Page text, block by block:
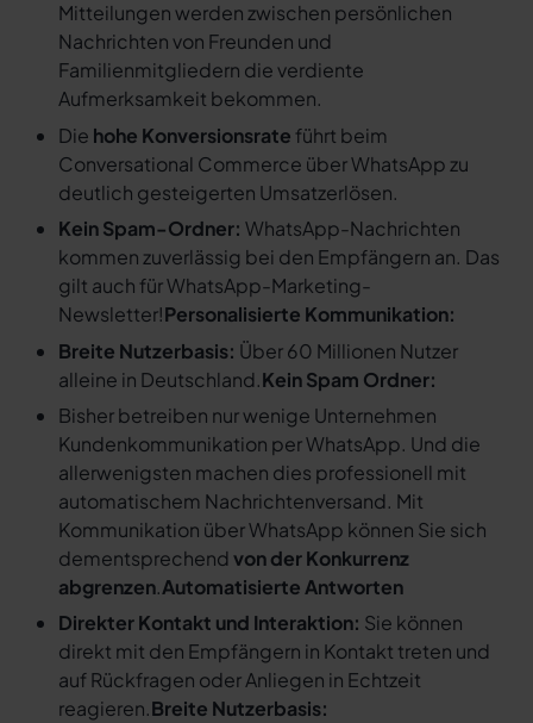
Mitteilungen werden zwischen persönlichen
Nachrichten von Freunden und
Familienmitgliedern die verdiente
Aufmerksamkeit bekommen.
Die hohe Konversionsrate führt beim
Conversational Commerce über WhatsApp zu
deutlich gesteigerten Umsatzerlösen.
Kein Spam-Ordner: WhatsApp-Nachrichten
kommen zuverlässig bei den Empfängern an. Das
gilt auch für WhatsApp-Marketing-
Newsletter!Personalisierte Kommunikation:
Breite Nutzerbasis: Über 60 Millionen Nutzer
alleine in Deutschland.Kein Spam Ordner:
Bisher betreiben nur wenige Unternehmen
Kundenkommunikation per WhatsApp. Und die
allerwenigsten machen dies professionell mit
automatischem Nachrichtenversand. Mit
Kommunikation über WhatsApp können Sie sich
dementsprechendvon der Konkurrenz
abgrenzen.Automatisierte Antworten
Direkter Kontakt und Interaktion: Sie können
direkt mit den Empfängern in Kontakt treten und
auf Rückfragen oder Anliegen in Echtzeit
reagieren.Breite Nutzerbasis: